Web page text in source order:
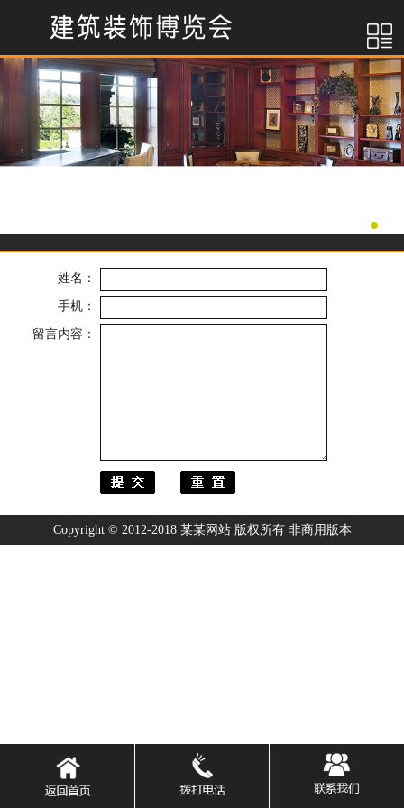
姓名：
手机：
留言内容：
Copyright © 2012-2018 某某网站 版权所有 非商用版本